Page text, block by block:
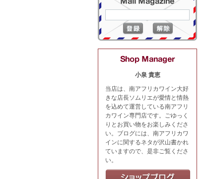
小泉 貴恵
当店は、南アフリカワイン大好
きな店長ソムリエが愛情と情熱
を込めて運営している南アフリ
カワイン専門店です。ごゆっく
りとお買い物をお楽しみくださ
い。ブログには、南アフリカワ
インに関するネタが沢山書かれ
ていますので、是非ご覧くださ
い。